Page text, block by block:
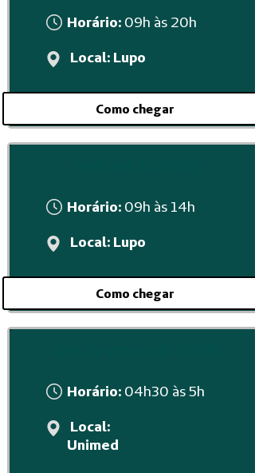
Horário: 09h às 20h
Local: Lupo
Como chegar
Horário: 09h às 14h
Local: Lupo
Como chegar
Horário: 04h30 às 5h
Local:
Unimed